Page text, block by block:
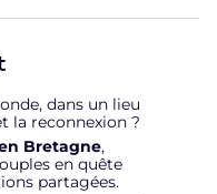
dans un lieu
la reconnexion ?
Bretagne,
en quête
partagées.